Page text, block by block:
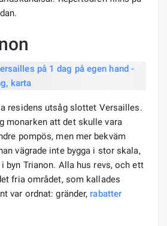
residens utsåg slottet Versailles.
monarken att det skulle vara
pompös, men mer bekväm
vägrade inte bygga i stor skala,
byn Trianon. Alla hus revs, och ett
fria området, som kallades
var ordnat: gränder, rabatter